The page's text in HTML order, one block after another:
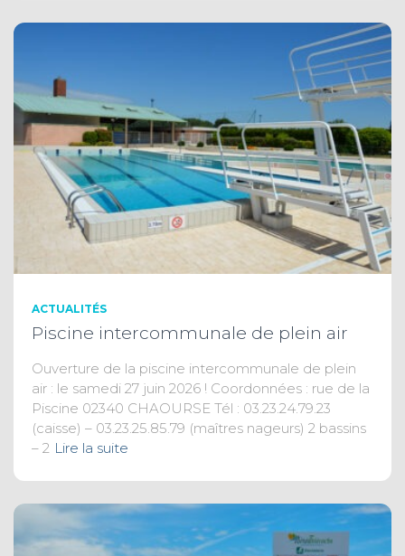
ACTUALITÉS
Piscine intercommunale de plein air
Ouverture de la piscine intercommunale de plein
air : le samedi 27 juin 2026 ! Coordonnées : rue de la
Piscine 02340 CHAOURSE Tél : 03.23.24.79.23
(caisse) – 03.23.25.85.79 (maîtres nageurs) 2 bassins
– 2 Lire la suite